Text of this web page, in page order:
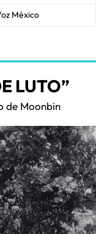
México
LUTO”
de Moonbin